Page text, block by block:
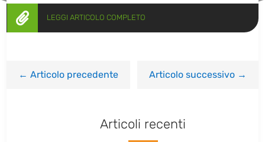
 LEGGI ARTICOLO COMPLETO
←Articolo precedente Articolo successivo→
Articoli recenti